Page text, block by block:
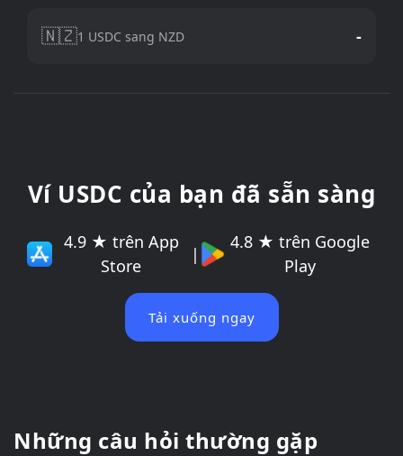
🇳🇿1 USDC sang NZD -
Ví USDC của bạn đã sẵn sàng
4.9 ★ trên App
Store
|
4.8 ★ trên Google
Play
Tải xuống ngay
Những câu hỏi thường gặp